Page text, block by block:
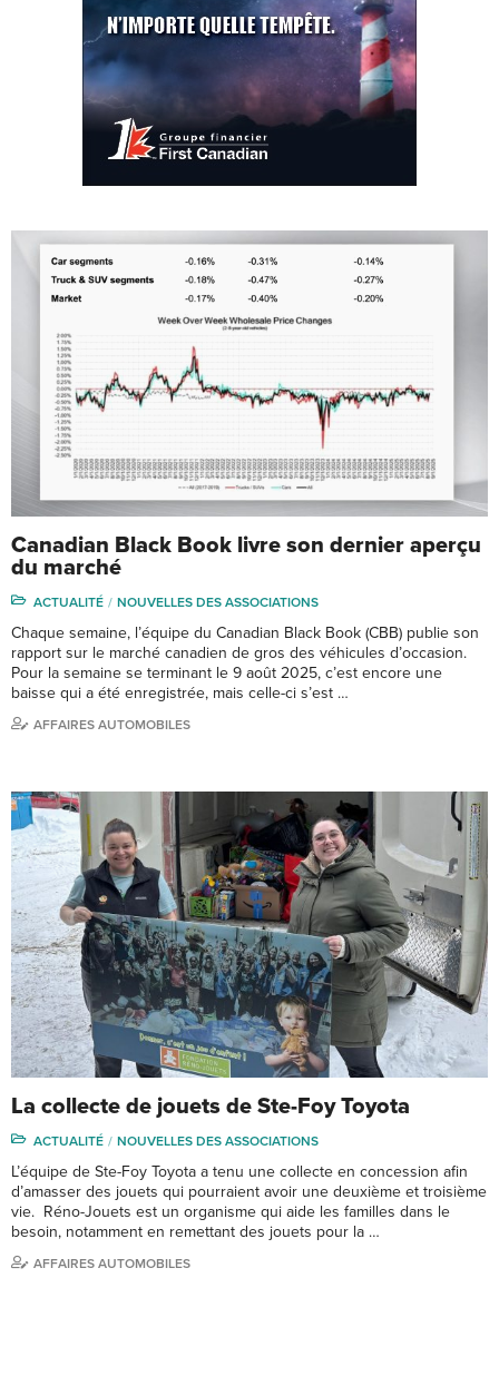
Canadian Black Book livre son dernier aperçu
du marché
ACTUALITÉ NOUVELLES DES ASSOCIATIONS
Chaque semaine, l’équipe du Canadian Black Book (CBB) publie son
rapport sur le marché canadien de gros des véhicules d’occasion.
Pour la semaine se terminant le 9 août 2025, c’est encore une
baisse qui a été enregistrée, mais celle-ci s’est …
AFFAIRES AUTOMOBILES
La collecte de jouets de Ste-Foy Toyota
ACTUALITÉ NOUVELLES DES ASSOCIATIONS
L’équipe de Ste-Foy Toyota a tenu une collecte en concession afin
d’amasser des jouets qui pourraient avoir une deuxième et troisième
vie. Réno-Jouets est un organisme qui aide les familles dans le
besoin, notamment en remettant des jouets pour la …
AFFAIRES AUTOMOBILES